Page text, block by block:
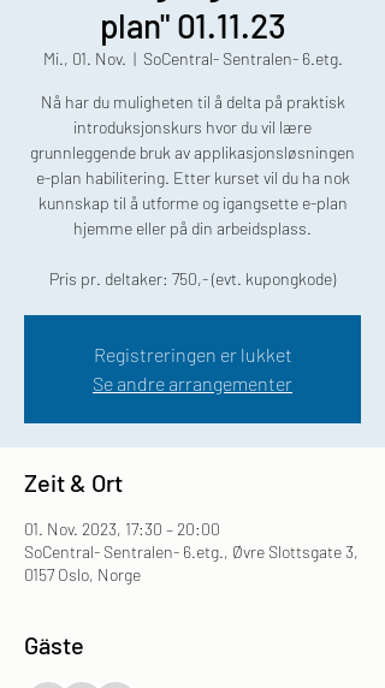
plan" 01.11.23
Mi., 01. Nov.
  |
SoCentral- Sentralen- 6.etg.
Nå har du muligheten til å delta på praktisk
introduksjonskurs hvor du vil lære
grunnleggende bruk av applikasjonsløsningen
e-plan habilitering. Etter kurset vil du ha nok
kunnskap til å utforme og igangsette e-plan
hjemme eller på din arbeidsplass.
Pris pr. deltaker: 750,- (evt. kupongkode)
Registreringen er lukket
Se andre arrangementer
Zeit & Ort
01. Nov. 2023, 17:30 – 20:00
SoCentral- Sentralen- 6.etg., Øvre Slottsgate 3,
0157 Oslo, Norge
Gäste